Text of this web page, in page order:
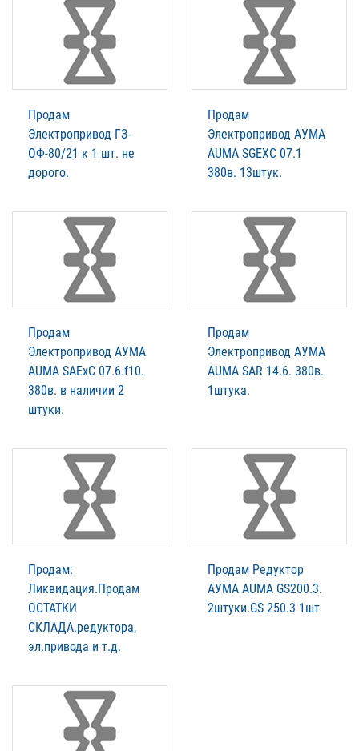
Продам
Электропривод ГЗ-
ОФ-80/21 к 1 шт. не
дорого.
Продам
Электропривод АУМА
AUMA SGEXC 07.1
380в. 13штук.
Продам
Электропривод АУМА
AUMA SАExC 07.6.f10.
380в. в наличии 2
штуки.
Продам
Электропривод АУМА
AUMA SАR 14.6. 380в.
1штука.
Продам:
Ликвидация.Продам
ОСТАТКИ
СКЛАДА.редуктора,
эл.привода и т.д.
Продам Редуктор
АУМА AUMA GS200.3.
2штуки.GS 250.3 1шт